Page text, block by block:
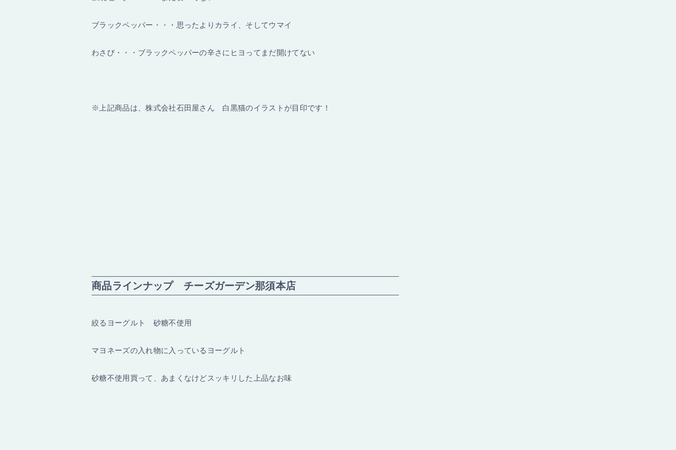
ブラックペッパー・・・思ったよりカライ、そしてウマイ
わさび・・・ブラックペッパーの辛さにヒヨってまだ開けてない
※上記商品は、株式会社石田屋さん 白黒猫のイラストが目印です！
商品ラインナップ チーズガーデン那須本店
絞るヨーグルト 砂糖不使用
マヨネーズの入れ物に入っているヨーグルト
砂糖不使用買って、あまくなけどスッキリした上品なお味